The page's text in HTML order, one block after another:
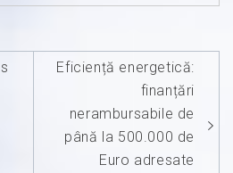
Eficiență energetică:
finanțări
nerambursabile de
până la 500.000 de
Euro adresate